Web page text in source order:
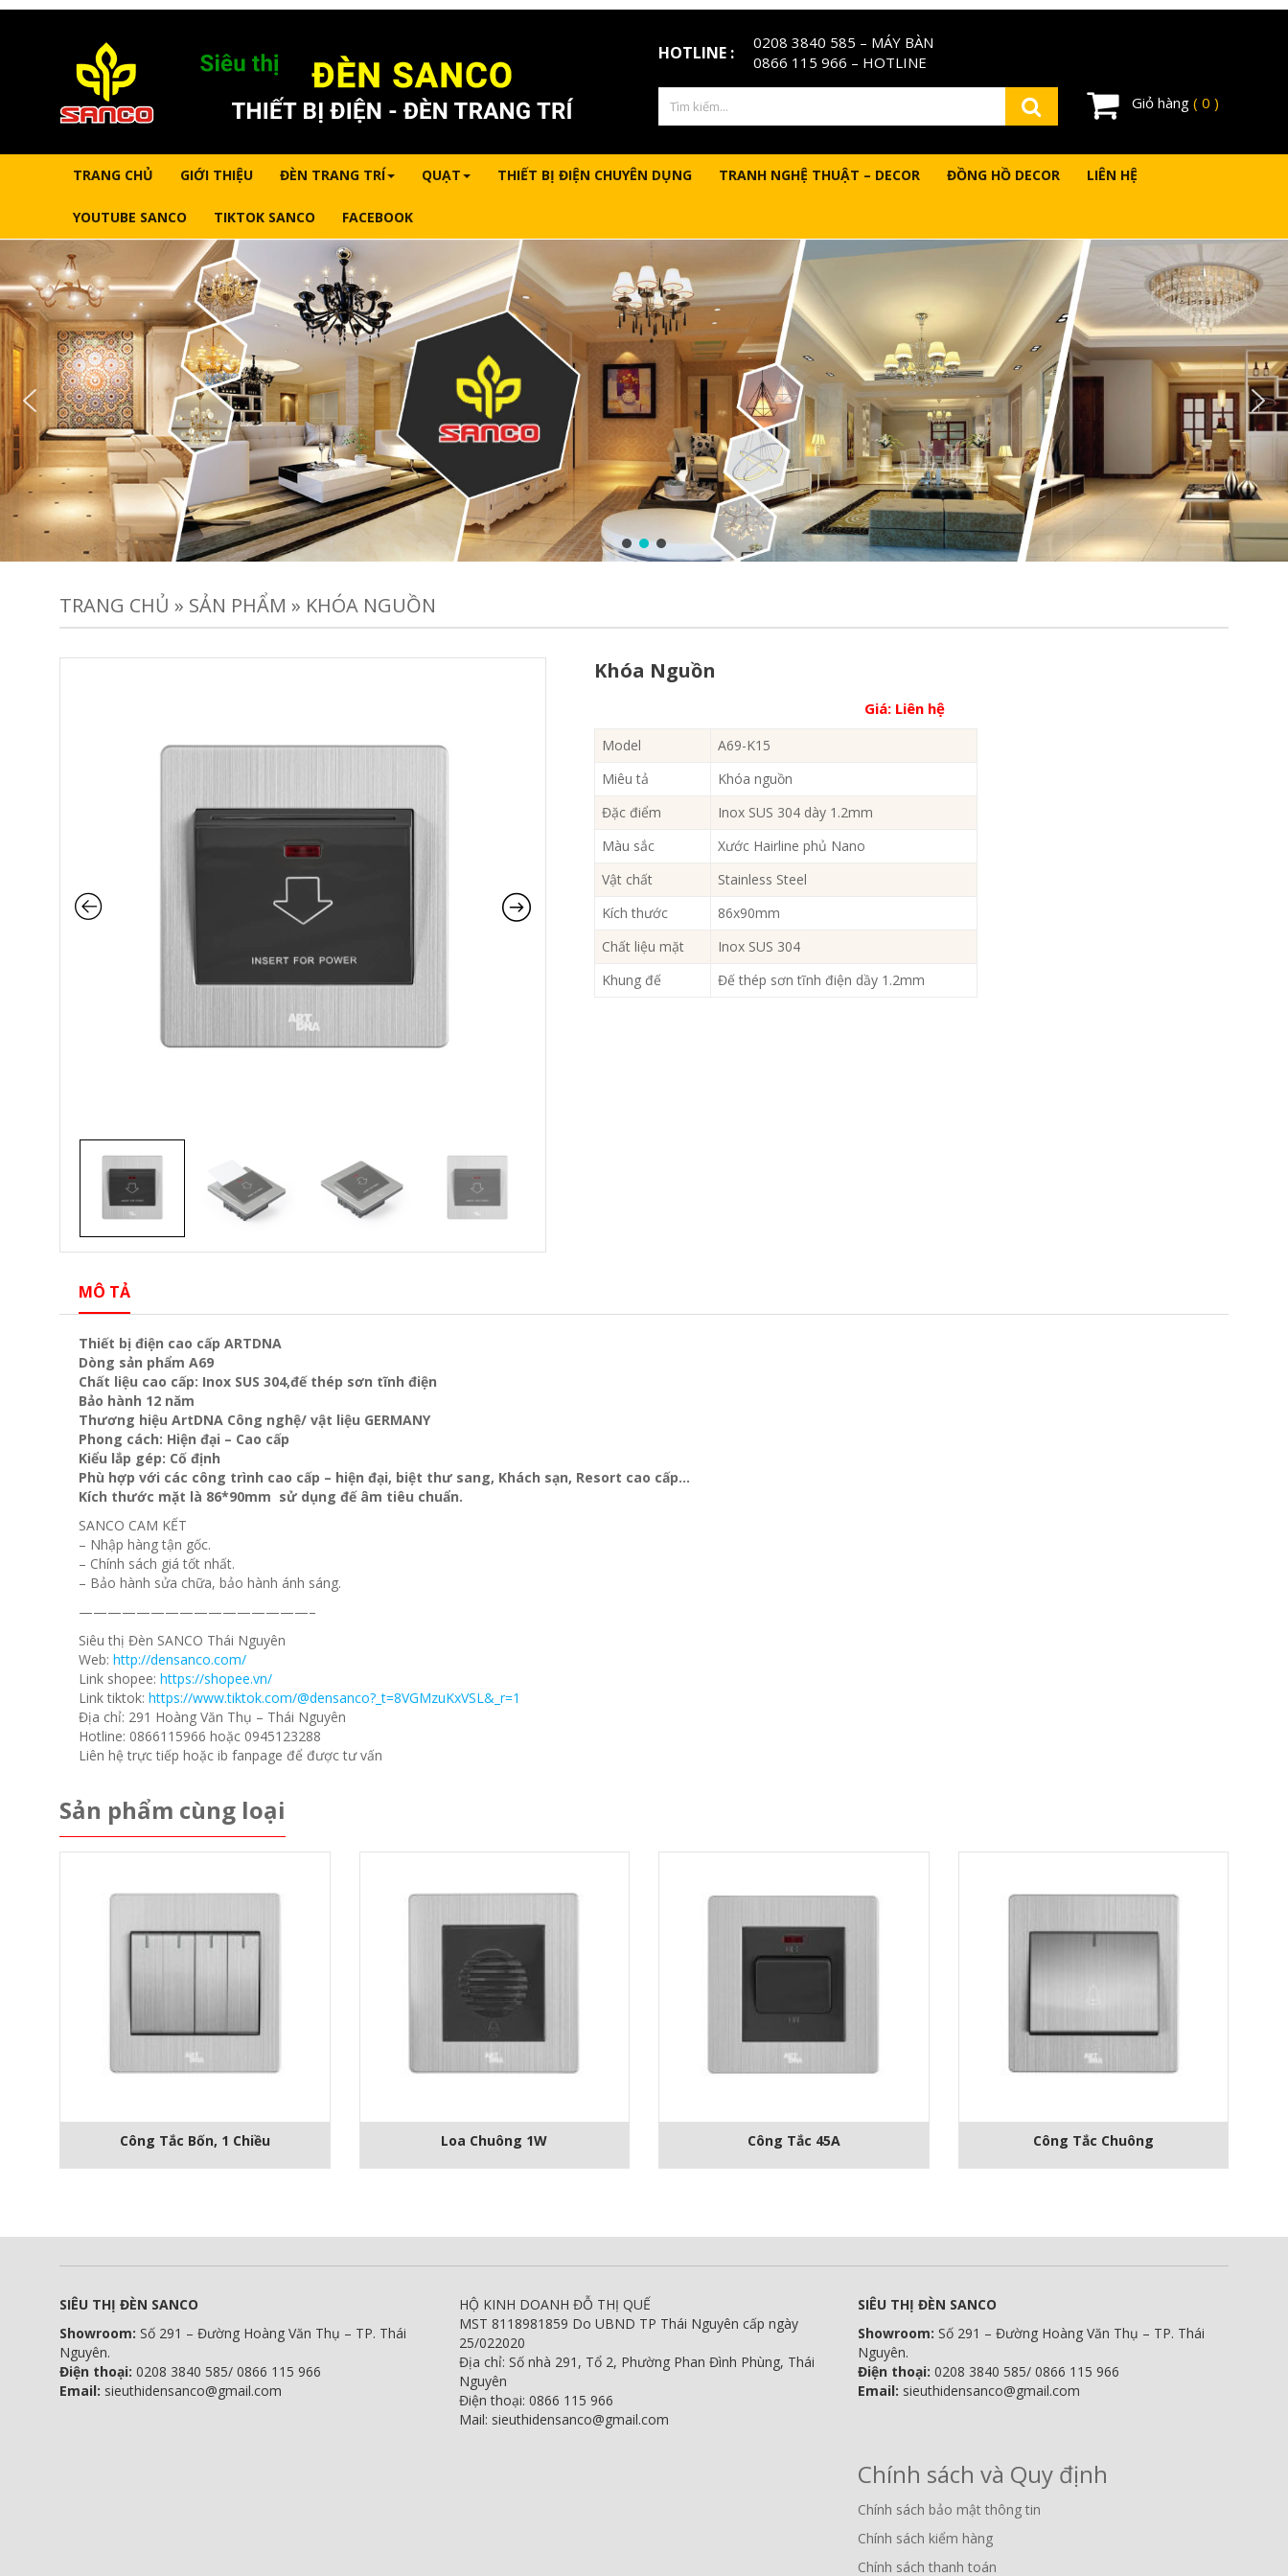
HOTLINE : 0208 3840 585 – MÁY BÀN
0866 115 966 – HOTLINE
Giỏ hàng ( 0 )
TRANG CHỦ GIỚI THIỆU ĐÈN TRANG TRÍ QUẠT THIẾT BỊ ĐIỆN CHUYÊN DỤNG TRANH NGHỆ THUẬT – DECOR ĐỒNG HỒ DECOR LIÊN HỆ
YOUTUBE SANCO TIKTOK SANCO FACEBOOK
TRANG CHỦ » SẢN PHẨM » KHÓA NGUỒN
Khóa Nguồn
Giá: Liên hệ
Model
A69-K15
Miêu tả
Khóa nguồn
Đặc điểm
Inox SUS 304 dày 1.2mm
Màu sắc
Xước Hairline phủ Nano
Vật chất
Stainless Steel
Kích thước
86x90mm
Chất liệu mặt
Inox SUS 304
Khung đế
Đế thép sơn tĩnh điện dầy 1.2mm
MÔ TẢ
Thiết bị điện cao cấp ARTDNA
Dòng sản phẩm A69
Chất liệu cao cấp: Inox SUS 304,đế thép sơn tĩnh điện
Bảo hành 12 năm
Thương hiệu ArtDNA Công nghệ/ vật liệu GERMANY
Phong cách: Hiện đại – Cao cấp
Kiểu lắp gép: Cố định
Phù hợp với các công trình cao cấp – hiện đại, biệt thư sang, Khách sạn, Resort cao cấp…
Kích thước mặt là 86*90mm sử dụng đế âm tiêu chuẩn.
SANCO CAM KẾT
– Nhập hàng tận gốc.
– Chính sách giá tốt nhất.
– Bảo hành sửa chữa, bảo hành ánh sáng.
————————————————–
Siêu thị Đèn SANCO Thái Nguyên
Web: http://densanco.com/
Link shopee: https://shopee.vn/
Link tiktok: https://www.tiktok.com/@densanco?_t=8VGMzuKxVSL&_r=1
Địa chỉ: 291 Hoàng Văn Thụ – Thái Nguyên
Hotline: 0866115966 hoặc 0945123288
Liên hệ trực tiếp hoặc ib fanpage để được tư vấn
Sản phẩm cùng loại
Công Tắc Bốn, 1 Chiều Loa Chuông 1W Công Tắc 45A Công Tắc Chuông
SIÊU THỊ ĐÈN SANCO
Showroom: Số 291 – Đường Hoàng Văn Thụ – TP. Thái
Nguyên.
Điện thoại: 0208 3840 585/ 0866 115 966
Email: sieuthidensanco@gmail.com
HỘ KINH DOANH ĐỖ THỊ QUẾ
MST 8118981859 Do UBND TP Thái Nguyên cấp ngày
25/022020
Địa chỉ: Số nhà 291, Tổ 2, Phường Phan Đình Phùng, Thái
Nguyên
Điện thoại: 0866 115 966
Mail: sieuthidensanco@gmail.com
SIÊU THỊ ĐÈN SANCO
Showroom:Số 291 – Đường Hoàng Văn Thụ – TP. Thái
Nguyên.
Điện thoại: 0208 3840 585/ 0866 115 966
Email: sieuthidensanco@gmail.com
Chính sách và Quy định
Chính sách bảo mật thông tin
Chính sách kiểm hàng
Chính sách thanh toán